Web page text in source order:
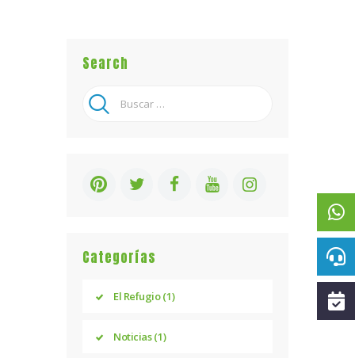
Search
Buscar:
Categorías
El Refugio(1)
Noticias(1)